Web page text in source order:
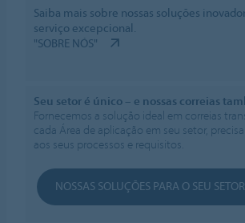
Saiba mais sobre nossas soluções
serviço excepcional.
"SOBRE NÓS"
Seu setor é único – e nossas correias
Fornecemos a solução ideal em correias
cada Área de aplicação em seu setor,
aos seus processos e requisitos.
NOSSAS SOLUÇÕES PARA O SEU SETOR